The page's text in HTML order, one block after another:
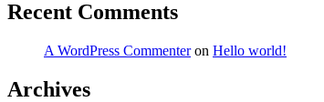
Recent Comments
A WordPress Commenteron Hello world!
Archives